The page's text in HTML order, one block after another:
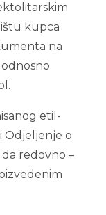
kupca
na
etil-
Odjeljenje o
redovno –